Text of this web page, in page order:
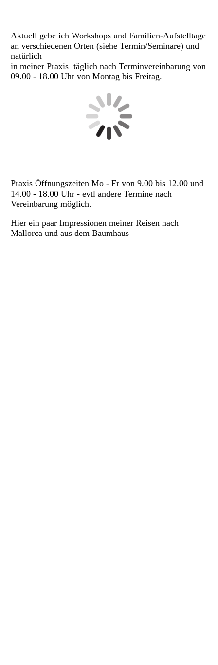
Aktuell gebe ich Workshops und Familien-Aufstelltage
an verschiedenen Orten (siehe Termin/Seminare) und
natürlich
in meiner Praxis täglich nach Terminvereinbarung von
09.00 - 18.00 Uhr von Montag bis Freitag.
Praxis Öffnungszeiten Mo - Fr von 9.00 bis 12.00 und
14.00 - 18.00 Uhr - evtl andere Termine nach
Vereinbarung möglich.
Hier ein paar Impressionen meiner Reisen nach
Mallorca und aus dem Baumhaus